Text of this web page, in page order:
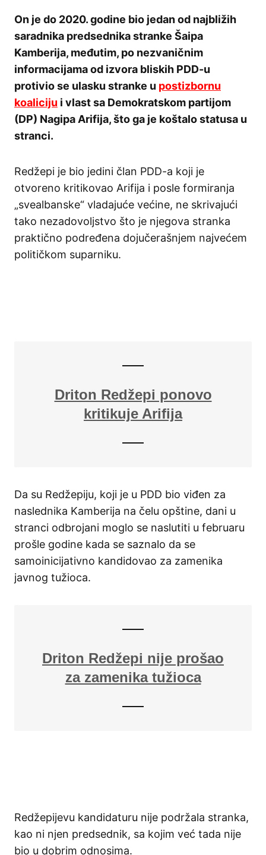
On je do 2020. godine bio jedan od najbližih
saradnika predsednika stranke Šaipa
Kamberija, međutim, po nezvaničnim
informacijama od izvora bliskih PDD-u
protivio se ulasku stranke u postizbornu
koaliciju i vlast sa Demokratskom partijom
(DP) Nagipa Arifija, što ga je koštalo statusa u
stranci.
Redžepi je bio jedini član PDD-a koji je
otvoreno kritikovao Arifija i posle formiranja
„svealbanske“ vladajuće većine, ne skrivajući
tako nezadovoljstvo što je njegova stranka
praktično podređena dojučerašnjem najvećem
političkom suparniku.
Driton Redžepi ponovo
kritikuje Arifija
Da su Redžepiju, koji je u PDD bio viđen za
naslednika Kamberija na čelu opštine, dani u
stranci odbrojani moglo se naslutiti u februaru
prošle godine kada se saznalo da se
samoinicijativno kandidovao za zamenika
javnog tužioca.
Driton Redžepi nije prošao
za zamenika tužioca
Redžepijevu kandidaturu nije podržala stranka,
kao ni njen predsednik, sa kojim već tada nije
bio u dobrim odnosima.